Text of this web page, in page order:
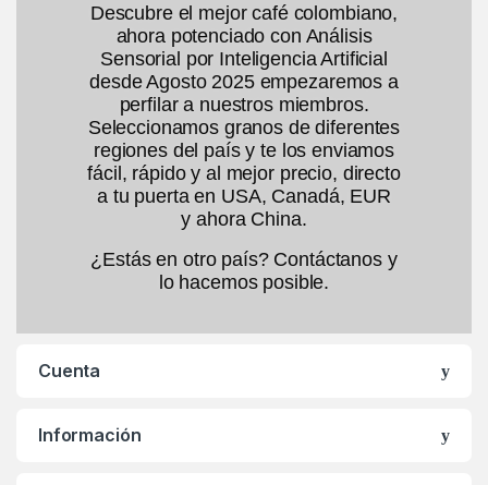
Descubre el mejor café colombiano,
ahora potenciado con Análisis
Sensorial por Inteligencia Artificial
desde Agosto 2025 empezaremos a
perfilar a nuestros miembros.
Seleccionamos granos de diferentes
regiones del país y te los enviamos
fácil, rápido y al mejor precio, directo
a tu puerta en USA, Canadá, EUR
y ahora China.
¿Estás en otro país? Contáctanos y
lo hacemos posible.
Cuenta
Información